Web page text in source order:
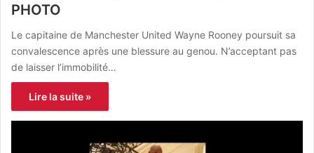
PHOTO
Le capitaine de Manchester United Wayne Rooney poursuit sa
convalescence après une blessure au genou. N’acceptant pas
de laisser l’immobilité…
Lire la suite »